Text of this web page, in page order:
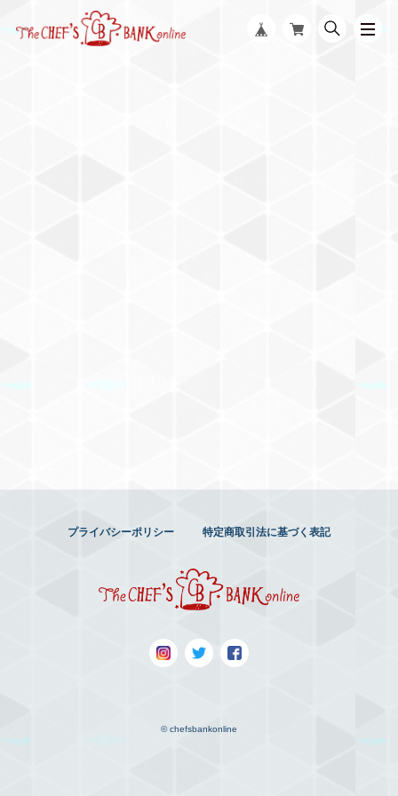
プライバシーポリシー 特定商取引法に基づく表記
© chefsbankonline